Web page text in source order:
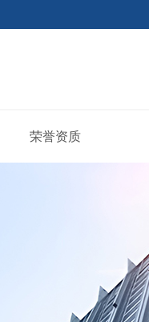
荣誉资质